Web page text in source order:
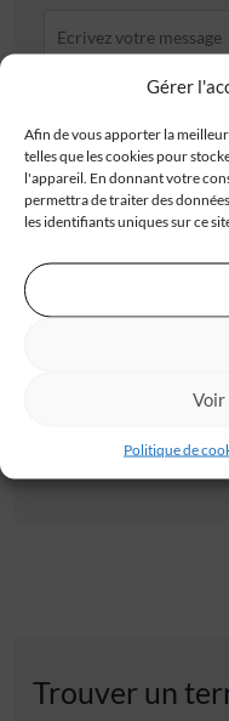
Gérer
Afin de vous apporter la
telles que les cookies pour
l'appareil. En donnant votre
permettra de traiter des
les identifiants uniques sur ce
Voir
Politique de
J'accepte de
Je valide avoir
confidentialité
l’objet d’un autre traitement que
traitement de vos données,
Trouver un